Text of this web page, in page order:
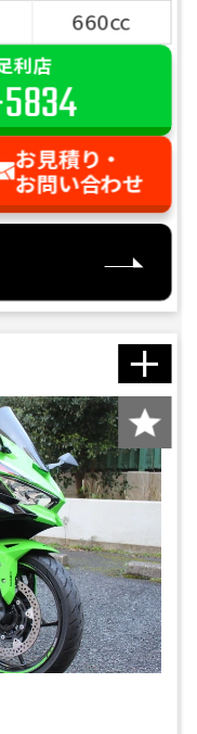
660cc
利店
お見積り・
お問い合わせ